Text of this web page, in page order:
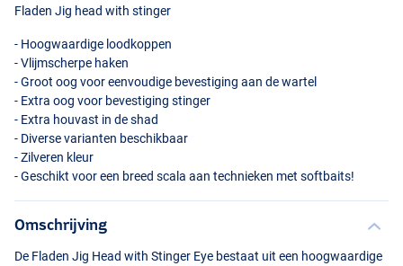
Fladen Jig head with stinger
- Hoogwaardige loodkoppen
- Vlijmscherpe haken
- Groot oog voor eenvoudige bevestiging aan de wartel
- Extra oog voor bevestiging stinger
- Extra houvast in de shad
- Diverse varianten beschikbaar
- Zilveren kleur
- Geschikt voor een breed scala aan technieken met softbaits!
Omschrijving
De Fladen Jig Head with Stinger Eye bestaat uit een hoogwaardige